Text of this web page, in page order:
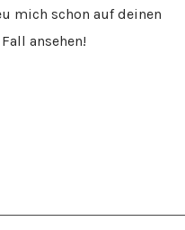
mich schon auf deinen
ansehen!